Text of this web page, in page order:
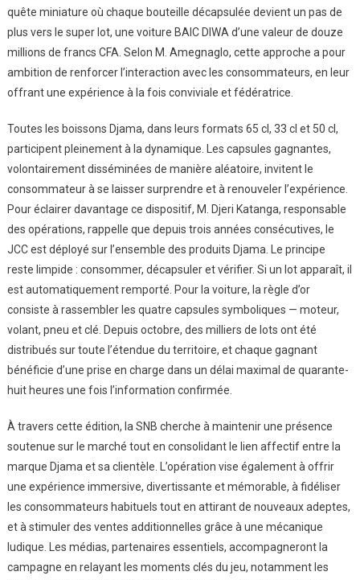
quête miniature où chaque bouteille décapsulée devient un pas de
plus vers le super lot, une voiture BAIC DIWA d’une valeur de douze
millions de francs CFA. Selon M. Amegnaglo, cette approche a pour
ambition de renforcer l’interaction avec les consommateurs, en leur
offrant une expérience à la fois conviviale et fédératrice.
Toutes les boissons Djama, dans leurs formats 65 cl, 33 cl et 50 cl,
participent pleinement à la dynamique. Les capsules gagnantes,
volontairement disséminées de manière aléatoire, invitent le
consommateur à se laisser surprendre et à renouveler l’expérience.
Pour éclairer davantage ce dispositif, M. Djeri Katanga, responsable
des opérations, rappelle que depuis trois années consécutives, le
JCC est déployé sur l’ensemble des produits Djama. Le principe
reste limpide : consommer, décapsuler et vérifier. Si un lot apparaît, il
est automatiquement remporté. Pour la voiture, la règle d’or
consiste à rassembler les quatre capsules symboliques — moteur,
volant, pneu et clé. Depuis octobre, des milliers de lots ont été
distribués sur toute l’étendue du territoire, et chaque gagnant
bénéficie d’une prise en charge dans un délai maximal de quarante-
huit heures une fois l’information confirmée.
À travers cette édition, la SNB cherche à maintenir une présence
soutenue sur le marché tout en consolidant le lien affectif entre la
marque Djama et sa clientèle. L’opération vise également à offrir
une expérience immersive, divertissante et mémorable, à fidéliser
les consommateurs habituels tout en attirant de nouveaux adeptes,
et à stimuler des ventes additionnelles grâce à une mécanique
ludique. Les médias, partenaires essentiels, accompagneront la
campagne en relayant les moments clés du jeu, notamment les